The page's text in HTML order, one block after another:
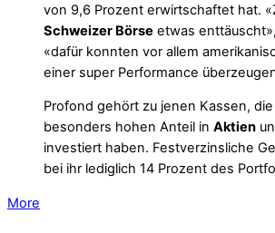
von 9,6 Prozent erwirtschaftet hat.
Schweizer Börse etwas
«dafür konnten vor allem
einer super Performance
Profond gehört zu jenen Kassen,
besonders hohen Anteil in Aktien
investiert haben. Festverzinsliche
bei ihr lediglich 14 Prozent des
More